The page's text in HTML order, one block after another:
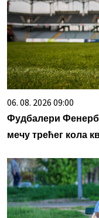
06. 08. 2026 09:00
Фудбалери
мечу трећег кола